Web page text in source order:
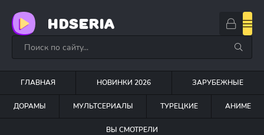
HDSERIA
ГЛАВНАЯ НОВИНКИ 2026 ЗАРУБЕЖНЫЕ
ДОРАМЫ МУЛЬТСЕРИАЛЫ ТУРЕЦКИЕ АНИМЕ
ВЫ СМОТРЕЛИ